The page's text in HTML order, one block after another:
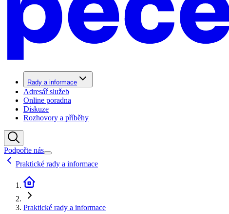
Rady a informace
Adresář služeb
Online poradna
Diskuze
Rozhovory a příběhy
Podpořte nás
Praktické rady a informace
Praktické rady a informace